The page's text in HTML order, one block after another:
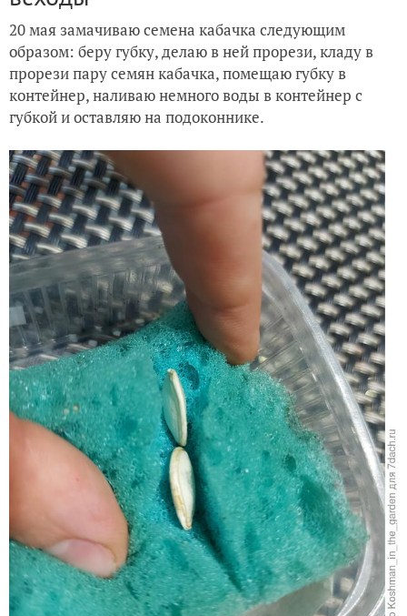
20 мая замачиваю семена кабачка следующим
образом: беру губку, делаю в ней прорези, кладу в
прорези пару семян кабачка, помещаю губку в
контейнер, наливаю немного воды в контейнер с
губкой и оставляю на подоконнике.